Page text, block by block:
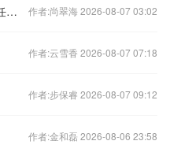
巴林等五国当选联合国安理会非常任理事国 作者:尚翠海 2026-08-07 03:02
作者:云雪香 2026-08-07 07:18
作者:步保睿 2026-08-07 09:12
作者:金和磊 2026-08-06 23:58